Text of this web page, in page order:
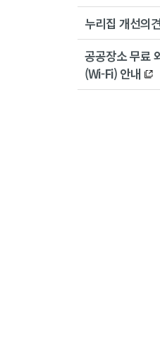
누리집 개선의
공공장소 무료
(Wi-Fi) 안내